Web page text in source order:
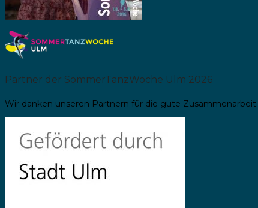
Partner der SommerTanzWoche Ulm 2026
Wir danken unseren Partnern für die gute Zusammenarbeit.